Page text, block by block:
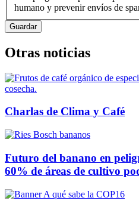
humano y prevenir envíos de
Otras noticias
Charlas de Clima y Café
Futuro del banano en
60% de áreas de cultivo